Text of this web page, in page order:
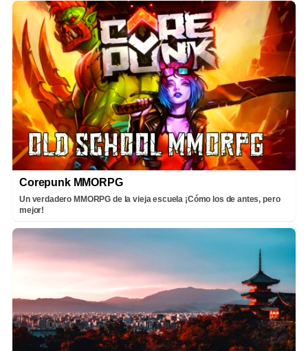
Corepunk MMORPG
Un verdadero MMORPG de la vieja escuela ¡Cómo los de antes, pero
mejor!